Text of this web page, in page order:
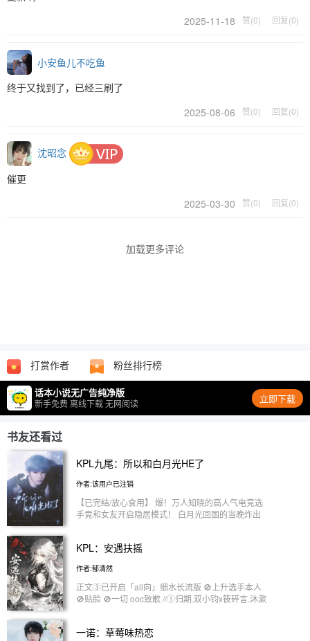
2025-11-18
赞(0) 回复(0)
小安鱼儿不吃鱼
终于又找到了，已经三刷了
2025-08-06
赞(0) 回复(0)
沈昭念
催更
2025-03-30
赞(0) 回复(0)
加载更多评论
打赏作者 粉丝排行榜
话本小说无广告纯净版
新手免费 离线下载 无网阅读 立即下载
书友还看过
KPL九尾：所以和白月光HE了
作者:该用户已注销
【已完结/放心食用】 爆！万人知晓的高人气电竞选
手竟和女友开启隐居模式！ 白月光回国的当晚炸出
时，粉丝突然发现前排长期空出一个专属位置； 狗
士同进同出； …… 粉丝在微博大喊：青梅再爱我一
次！ 最后九尾在微博留下一条置顶： @TTG九尾：
只是情侣，真同居了 · 〈勿上真人×自行避雷×上升四
KPL：安遇扶摇
作者:郁清然
正文③已开启「all向」细水长流版 🚫上升选手本人
🚫贴脸 🚫一切 ooc致歉 //①归期.双小钧x筱碎言.沐漱
言.沐漱兮（番外版） //③all向 沈雾辞「较长篇」苗
一诺：草莓味热恋